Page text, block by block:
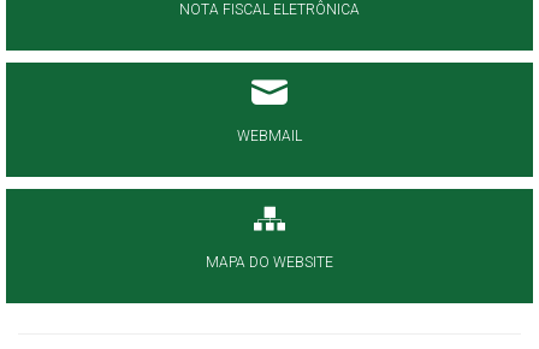
NOTA FISCAL ELETRÔNICA
WEBMAIL
MAPA DO WEBSITE